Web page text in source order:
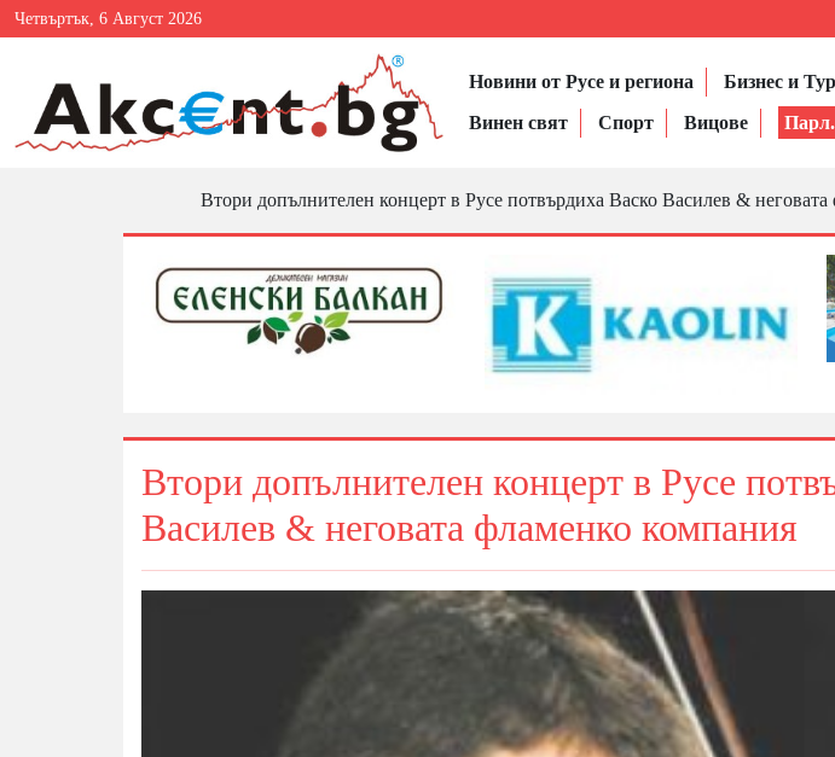
Четвъртък, 6 Август 2026
Новини от Русе и региона Бизнес и
Винен свят
Спорт Вицове Парл.
Втори допълнителен концерт в Русе потвърдиха Васко Василев &
Втори допълнителен концерт в Русе
Василев & неговата фламенко компания